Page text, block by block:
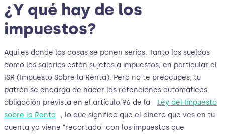
¿Y qué hay de los
impuestos?
Aquí es donde las cosas se ponen serias. Tanto los sueldos
como los salarios están sujetos a impuestos, en particular el
ISR (Impuesto Sobre la Renta). Pero no te preocupes, tu
patrón se encarga de hacer las retenciones automáticas,
obligación prevista en el artículo 96 de la
Ley del Impuesto
sobre la Renta
, lo que significa que el dinero que ves en tu
cuenta ya viene "recortado" con los impuestos que